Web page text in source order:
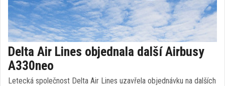
Delta Air Lines objednala další Airbusy
A330neo
Letecká společnost Delta Air Lines uzavřela objednávku na dalších